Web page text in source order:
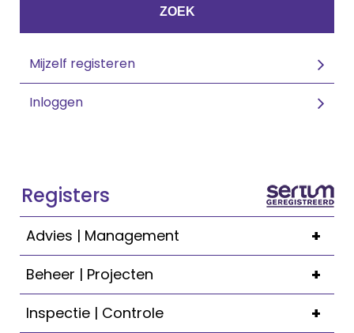
ZOEK
Mijzelf registeren
Inloggen
Registers
+
Advies | Management
+
Beheer | Projecten
+
Inspectie | Controle